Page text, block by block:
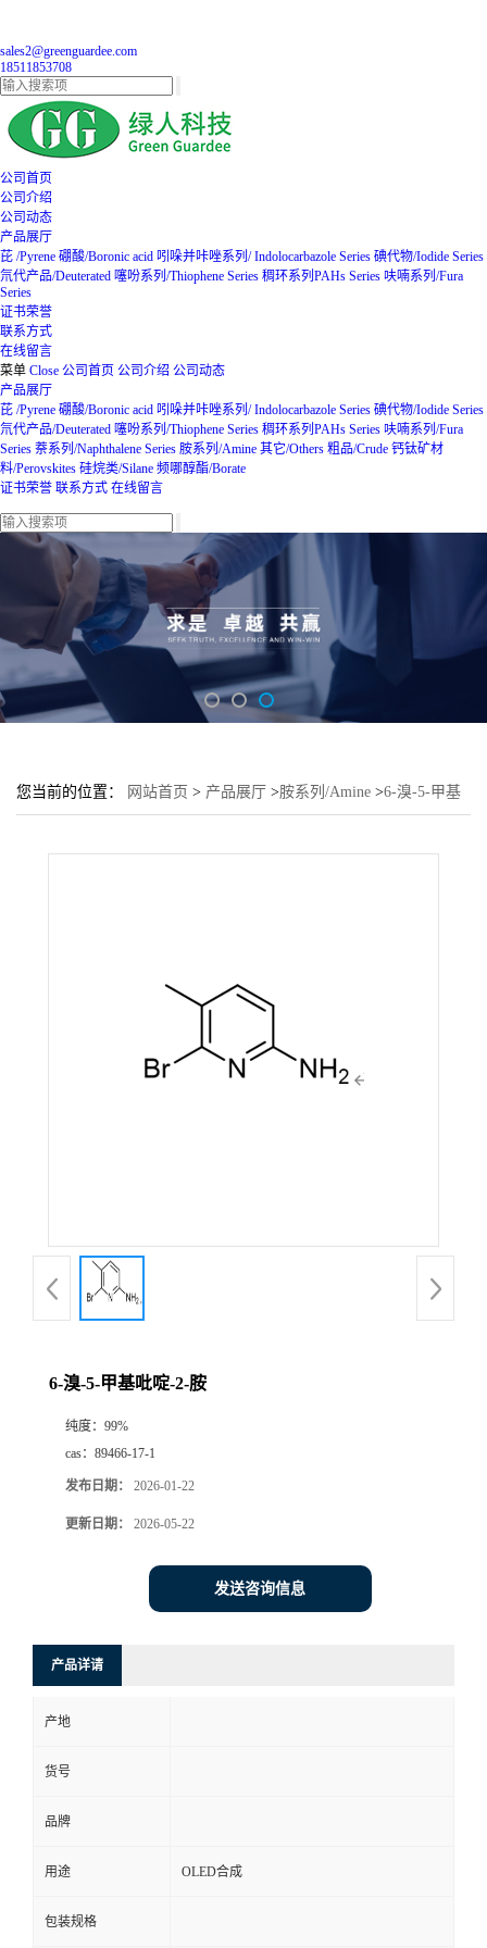
sales2@greenguardee.com
18511853708
公司首页
公司介绍
公司动态
产品展厅
芘 /Pyrene 硼酸/Boronic acid 吲哚并咔唑系列/ Indolocarbazole Series 碘代物/Iodide Series
氘代产品/Deuterated 噻吩系列/Thiophene Series 稠环系列PAHs Series 呋喃系列/Fura
Series
证书荣誉
联系方式
在线留言
菜单 Close 公司首页 公司介绍 公司动态
产品展厅
芘 /Pyrene 硼酸/Boronic acid 吲哚并咔唑系列/ Indolocarbazole Series 碘代物/Iodide Series
氘代产品/Deuterated 噻吩系列/Thiophene Series 稠环系列PAHs Series 呋喃系列/Fura
Series 萘系列/Naphthalene Series 胺系列/Amine 其它/Others 粗品/Crude 钙钛矿材
料/Perovskites 硅烷类/Silane 频哪醇酯/Borate
证书荣誉 联系方式 在线留言
您当前的位置： 网站首页 > 产品展厅 >胺系列/Amine >6-溴-5-甲基
6-溴-5-甲基吡啶-2-胺
纯度： 99%
cas： 89466-17-1
发布日期： 2026-01-22
更新日期： 2026-05-22
发送咨询信息
产品详请
产地
货号
品牌
用途 OLED合成
包装规格